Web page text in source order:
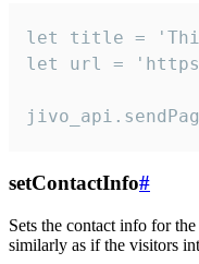
let title =
let url =
setContactInfo#
Sets the contact info for
similarly as if the visitors